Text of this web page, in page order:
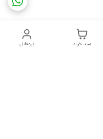
پروفایل سبد خرید